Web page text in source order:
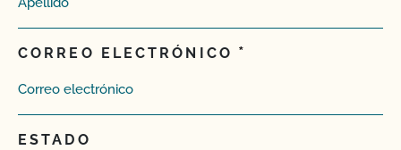
CORREO ELECTRÓNICO
ESTADO